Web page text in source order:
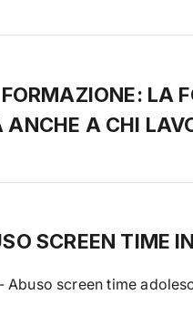
LA
ANCHE A CHI
SCREEN TIME
Abuso screen time